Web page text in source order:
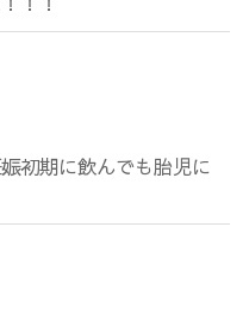
初期に飲んでも胎児に